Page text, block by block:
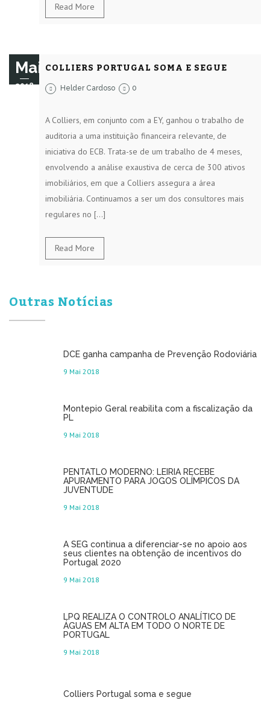
Read More
Mai
2018
COLLIERS PORTUGAL SOMA E SEGUE
Helder Cardoso 0
A Colliers, em conjunto com a EY, ganhou o trabalho de
auditoria a uma instituição financeira relevante, de
iniciativa do ECB. Trata-se de um trabalho de 4 meses,
envolvendo a análise exaustiva de cerca de 300 ativos
imobiliários, em que a Colliers assegura a área
imobiliária. Continuamos a ser um dos consultores mais
regulares no […]
Read More
Outras Notícias
DCE ganha campanha de Prevenção Rodoviária
9 Mai 2018
Montepio Geral reabilita com a fiscalização da
PL
9 Mai 2018
PENTATLO MODERNO: LEIRIA RECEBE
APURAMENTO PARA JOGOS OLÍMPICOS DA
JUVENTUDE
9 Mai 2018
A SEG continua a diferenciar-se no apoio aos
seus clientes na obtenção de incentivos do
Portugal 2020
9 Mai 2018
LPQ REALIZA O CONTROLO ANALÍTICO DE
ÁGUAS EM ALTA EM TODO O NORTE DE
PORTUGAL
9 Mai 2018
Colliers Portugal soma e segue